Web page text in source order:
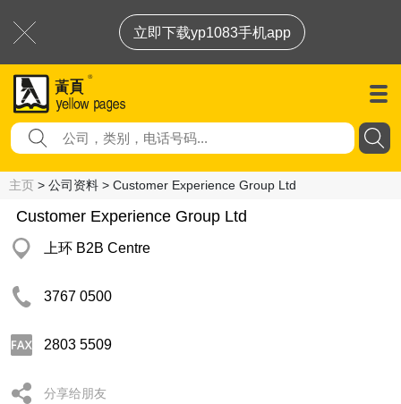
立即下载yp1083手机app
主页 > 公司资料 > Customer Experience Group Ltd
Customer Experience Group Ltd
上环 B2B Centre
3767 0500
2803 5509
分享给朋友